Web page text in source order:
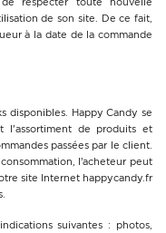
de son site. De ce fait,
à la date de la commande
disponibles. Happy Candy se
l'assortiment de produits et
passées par le client.
l’acheteur peut
site Internet happycandy.fr
suivantes : photos,